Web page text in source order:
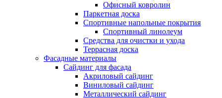
Офисный ковролин
Паркетная доска
Спортивные напольные покрытия
Спортивный линолеум
Средства для очистки и ухода
Террасная доска
Фасадные материалы
Сайдинг для фасада
Акриловый сайдинг
Виниловый сайдинг
Металлический сайдинг